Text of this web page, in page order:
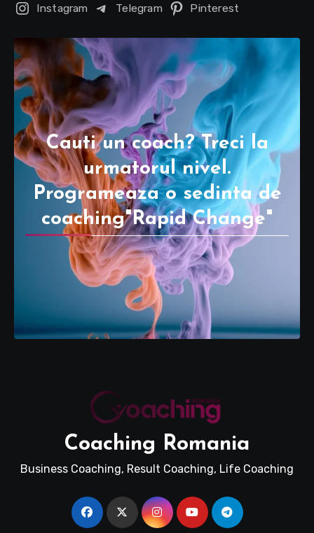
Instagram
Telegram Pinterest
Cauti un coach? Treci la
urmatorul nivel.
Programeaza o sedinta de
coaching"Rapid Change"
Coaching Romania
Business Coaching, Result Coaching, Life Coaching